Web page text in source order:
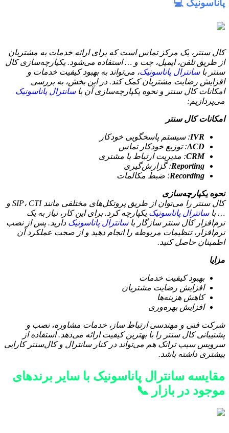
پاناسونیک 💻
کال سنتر، یک مرکز تماس است که برای ارائه خدمات به مشتریان
از طریق تلفن، ایمیل، چت و … استفاده می‌شود. یکپارچه‌سازی کال
سنتر باسانترال پاناسونیک، می‌تواند به بهبود کیفیت خدمات و
افزایش رضایت مشتریان کمک کند. در این بخش، به بررسی
امکانات کال سنتر و نحوه یکپارچه‌سازی آن باسانترال پاناسونیک
می‌پردازیم:
امکانات کال سنتر
IVR: سیستم پاسخگویی خودکار
ACD: توزیع خودکار تماس
CRM: مدیریت ارتباط با مشتری
Reporting: گزارش‌گیری
Recording: ضبط مکالمات
نحوه یکپارچه‌سازی
کال سنتر را می‌توان از طریق پروتکل‌های مختلفی مانند SIP، CTI و
… باسانترال پاناسونیک یکپارچه کرد. برای این کار، نیاز به یک
نرم‌افزار کال سنتر سازگار باسانترال پاناسونیک دارید. پس از نصب
نرم‌افزار، تنظیمات مربوطه را انجام دهید و از صحت عملکرد آن
اطمینان حاصل کنید.
مزایا
بهبود کیفیت خدمات
افزایش رضایت مشتریان
کاهش هزینه‌ها
افزایش بهره‌وری
شرکت فنی و مهندسی ارتباط ساز، خدمات مشاوره، نصب و
پشتیبانی کال سنتر را با بهترین کیفیت ارائه می‌دهد. استفاده از
سرویس سیپ ترانک هم می‌تواند در کنار سانترال و کال‌سنتر کارایی
بیشتری داشته باشد.
مقایسه سانترال پاناسونیک با سایر برندهای
موجود در بازار 📞